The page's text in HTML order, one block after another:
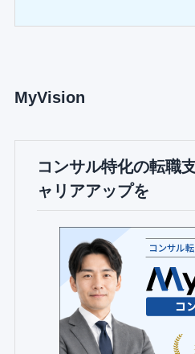
MyVision
コンサル特化の転職
ャリアアップを